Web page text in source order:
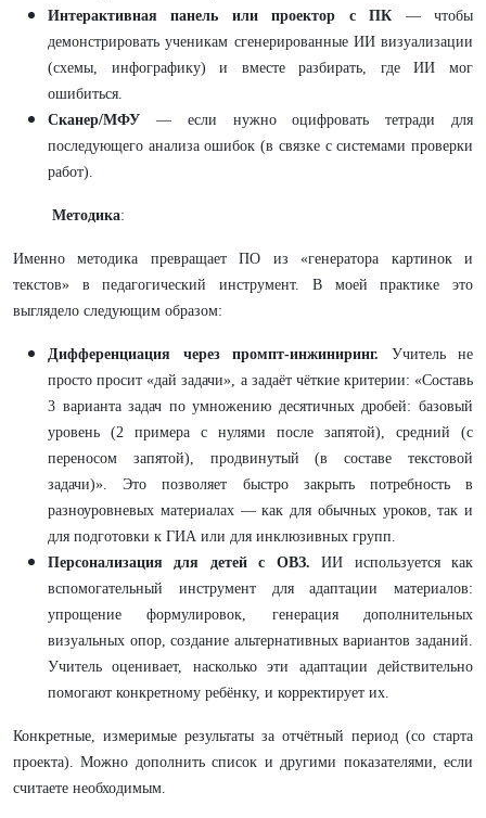
Интерактивная панель или проектор с ПК — чтобы
демонстрировать ученикам сгенерированные ИИ визуализации
(схемы, инфографику) и вместе разбирать, где ИИ мог
ошибиться.
Сканер/МФУ — если нужно оцифровать тетради для
последующего анализа ошибок (в связке с системами проверки
работ).
Методика:
Именно методика превращает ПО из «генератора картинок и
текстов» в педагогический инструмент. В моей практике это
выглядело следующим образом:
Дифференциация через промпт-инжиниринг. Учитель не
просто просит «дай задачи», а задаёт чёткие критерии: «Составь
3 варианта задач по умножению десятичных дробей: базовый
уровень (2 примера с нулями после запятой), средний (с
переносом запятой), продвинутый (в составе текстовой
задачи)». Это позволяет быстро закрыть потребность в
разноуровневых материалах — как для обычных уроков, так и
для подготовки к ГИА или для инклюзивных групп.
Персонализация для детей с ОВЗ. ИИ используется как
вспомогательный инструмент для адаптации материалов:
упрощение формулировок, генерация дополнительных
визуальных опор, создание альтернативных вариантов заданий.
Учитель оценивает, насколько эти адаптации действительно
помогают конкретному ребёнку, и корректирует их.
Конкретные, измеримые результаты за отчётный период (со старта
проекта). Можно дополнить список и другими показателями, если
считаете необходимым.